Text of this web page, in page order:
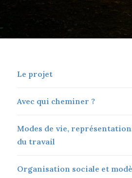
Le projet
Avec qui cheminer ?
Modes de vie,
du travail
Organisation sociale et